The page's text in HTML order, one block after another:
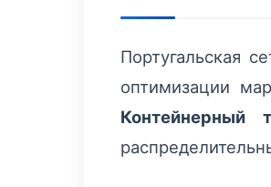
Португальская
оптимизации
Контейнерный